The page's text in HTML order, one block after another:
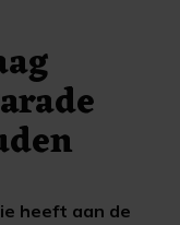
heeft aan de